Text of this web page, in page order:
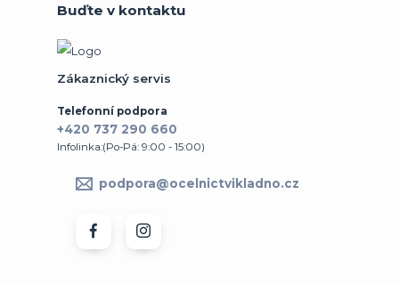
Buďte v kontaktu
Zákaznický servis
Telefonní podpora
+420 737 290 660
Infolinka:(Po-Pá: 9:00 - 15:00)
podpora@ocelnictvikladno.cz